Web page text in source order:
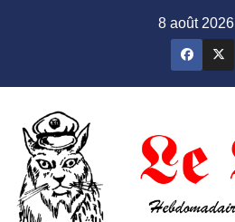
8 août 2026